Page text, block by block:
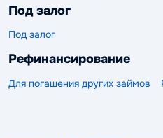
Под залог
Под залог
Рефинансирование
Для погашения других займов